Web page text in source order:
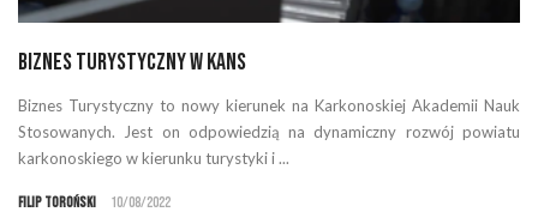
Biznes turystyczny w KANS
Biznes Turystyczny to nowy kierunek na Karkonoskiej Akademii Nauk
Stosowanych. Jest on odpowiedzią na dynamiczny rozwój powiatu
karkonoskiego w kierunku turystyki i ...
Filip Toroński 10/08/2022